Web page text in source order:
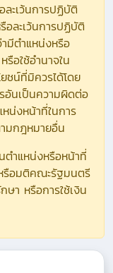
ะเว้นการปฏิบัติ
ละเว้นการปฏิบัติ
มีตำแหน่งหรือ
อใช้อำนาจใน
ชน์ที่มิควรได้โดย
อันเป็นความผิดต่อ
น่งหน้าที่ในการ
มกฎหมายอื่น
ตำแหน่งหรือหน้าที่
รือมติคณะรัฐมนตรี
า หรือการใช้เงิน